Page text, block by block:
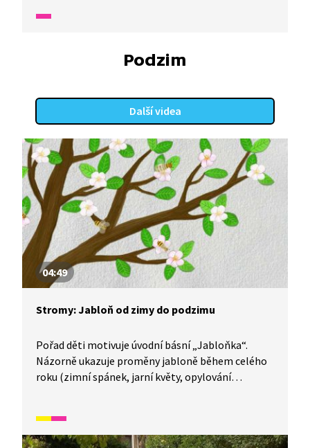
tenké klacíky a provázek nebo drátek na zavěšení.
Podzim
Další videa
04:49
Stromy: Jabloň od zimy do podzimu
Pořad děti motivuje úvodní básní „Jabloňka“.
Názorně ukazuje proměny jabloně během celého
roku (zimní spánek, jarní květy, opylování
pojmenování jeho částí. Součástí jsou i nápady, co
všechno se dá z jablek udělat a vyrobit. Pojďte se